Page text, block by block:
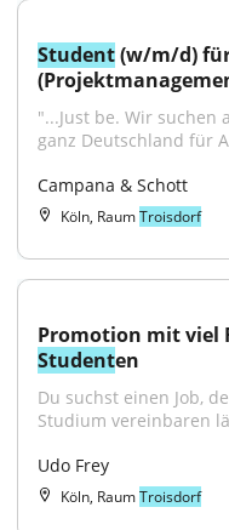
Student (w/m/d)
"...Just be. Wir suchen
ganz Deutschland für
Campana & Schott
Köln, RaumTroisdorf
Studenten
Du suchst einen Job,
Studium vereinbaren
Udo Frey
Köln, RaumTroisdorf